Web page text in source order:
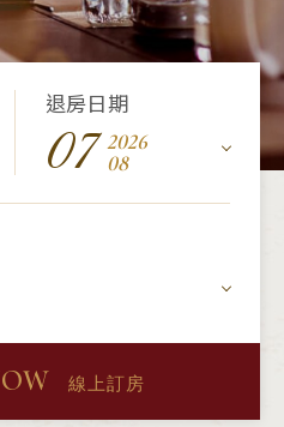
退房日期
07 2026
08
線上訂房